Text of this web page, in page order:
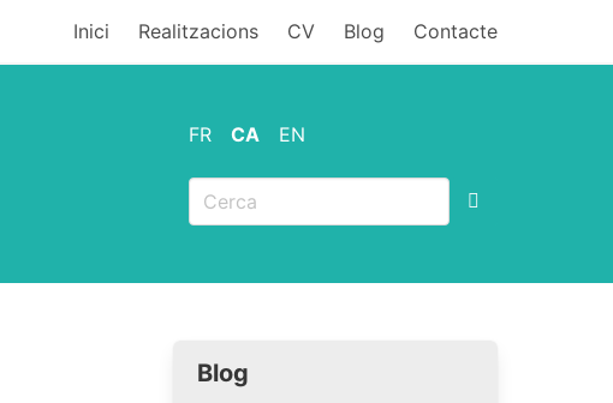
Inici Realitzacions CV Blog Contacte
FR CA EN
Blog